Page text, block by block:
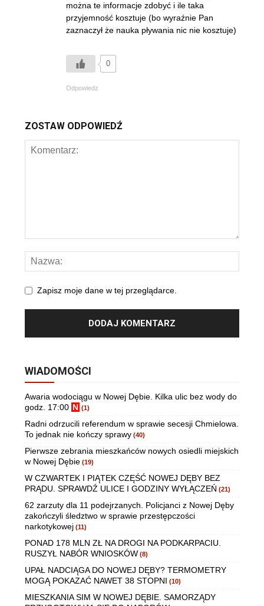
można te informacje zdobyć i ile taka
przyjemność kosztuje (bo wyraźnie Pan
zaznaczył że nauka pływania nic nie kosztuje)
0
Odpowiedz
ZOSTAW ODPOWIEDŹ
Zapisz moje dane w tej przeglądarce.
WIADOMOŚCI
Awaria wodociągu w Nowej Dębie. Kilka ulic bez wody do
godz. 17:00 N (1)
Radni odrzucili referendum w sprawie secesji Chmielowa.
To jednak nie kończy sprawy (40)
Pierwsze zebrania mieszkańców nowych osiedli miejskich
w Nowej Dębie (19)
W CZWARTEK I PIĄTEK CZĘŚĆ NOWEJ DĘBY BEZ
PRĄDU. SPRAWDŹ ULICE I GODZINY WYŁĄCZEŃ (21)
62 zarzuty dla 11 podejrzanych. Policjanci z Nowej Dęby
zakończyli śledztwo w sprawie przestępczości
narkotykowej (11)
PONAD 178 MLN ZŁ NA DROGI NA PODKARPACIU.
RUSZYŁ NABÓR WNIOSKÓW (8)
UPAŁ NADCIĄGA DO NOWEJ DĘBY? TERMOMETRY
MOGĄ POKAZAĆ NAWET 38 STOPNI (10)
MIESZKANIA SIM W NOWEJ DĘBIE. SAMORZĄDY